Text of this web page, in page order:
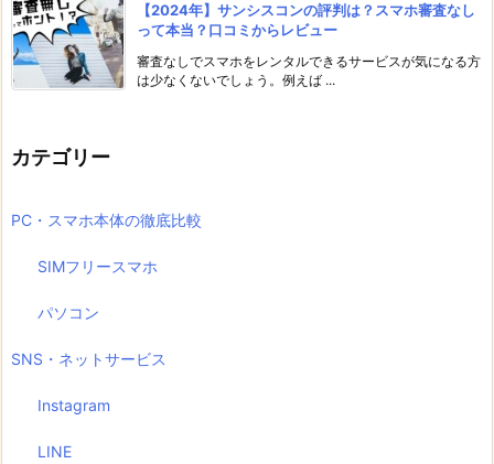
【2024年】サンシスコンの評判は？スマホ審査なし
って本当？口コミからレビュー
審査なしでスマホをレンタルできるサービスが気になる方
は少なくないでしょう。例えば ...
カテゴリー
PC・スマホ本体の徹底比較
SIMフリースマホ
パソコン
SNS・ネットサービス
Instagram
LINE